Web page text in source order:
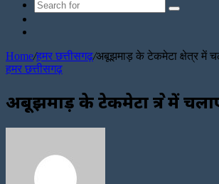
Search
Home/हमर छत्तीसगढ़/अबूझमाड़ के टेकमेटा क्षेत्र में
हमर छत्तीसगढ़
अबूझमाड़ के टेकमेटा क्षेत्र में